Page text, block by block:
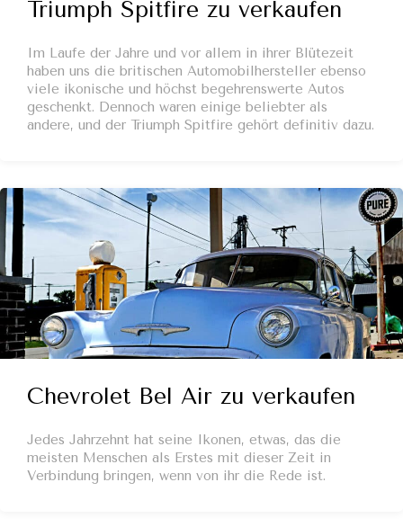
Triumph Spitfire zu verkaufen
Im Laufe der Jahre und vor allem in ihrer Blütezeit
haben uns die britischen Automobilhersteller ebenso
viele ikonische und höchst begehrenswerte Autos
geschenkt. Dennoch waren einige beliebter als
andere, und der Triumph Spitfire gehört definitiv dazu.
Chevrolet Bel Air zu verkaufen
Jedes Jahrzehnt hat seine Ikonen, etwas, das die
meisten Menschen als Erstes mit dieser Zeit in
Verbindung bringen, wenn von ihr die Rede ist.